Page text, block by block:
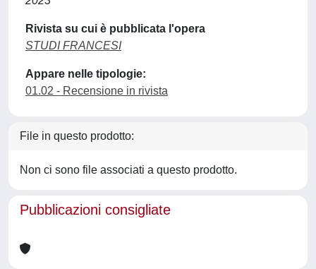
Rivista su cui è pubblicata l'opera
STUDI FRANCESI
Appare nelle tipologie:
01.02 - Recensione in rivista
File in questo prodotto:
Non ci sono file associati a questo prodotto.
Pubblicazioni consigliate